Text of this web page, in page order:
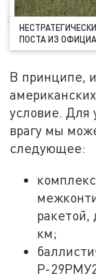
ПОСТА ИЗ
В принципе,
условие. Для
врагу мы
следующее:
ракетой,
км;
Р-